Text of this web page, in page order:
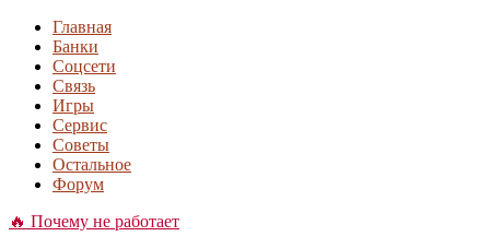
Главная
Банки
Соцсети
Связь
Игры
Сервис
Советы
Остальное
Форум
🔥 Почему не работает